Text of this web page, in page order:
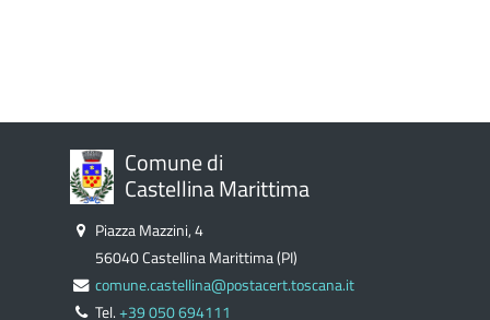
Comune di
Castellina Marittima
Piazza Mazzini, 4
56040 Castellina Marittima (PI)
comune.castellina@postacert.toscana.it
Tel.+39 050 694111